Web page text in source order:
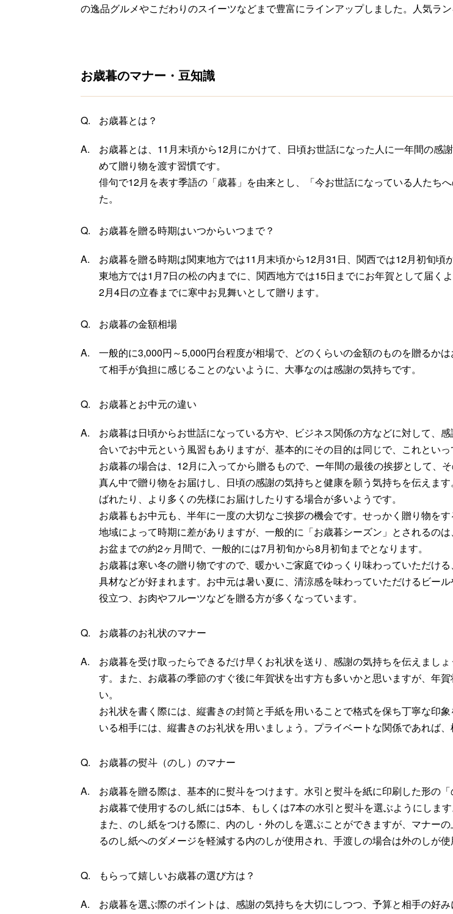
の逸品グルメやこだわりのスイーツなどまで豊富にラインアップしました。人気ラン
お歳暮のマナー・豆知識
お歳暮とは？
お歳暮とは、11月末頃から12月にかけて、日頃お世話になった人に一年間の感
めて贈り物を渡す習慣です。
俳句で12月を表す季語の「歳暮」を由来とし、「今お世話になっている人たち
た。
お歳暮を贈る時期はいつからいつまで？
お歳暮を贈る時期は関東地方では11月末頃から12月31日、関西では12月初旬
東地方では1月7日の松の内までに、関西地方では15日までにお年賀として届く
2月4日の立春までに寒中お見舞いとして贈ります。
お歳暮の金額相場
一般的に3,000円～5,000円台程度が相場で、どのくらいの金額のものを贈るか
て相手が負担に感じることのないように、大事なのは感謝の気持ちです。
お歳暮とお中元の違い
お歳暮は日頃からお世話になっている方や、ビジネス関係の方などに対して、
合いでお中元という風習もありますが、基本的にその目的は同じで、これといっ
お歳暮の場合は、12月に入ってから贈るもので、ー年間の最後の挨拶として、
真ん中で贈り物をお届けし、日頃の感謝の気持ちと健康を願う気持ちを伝えま
ばれたり、より多くの先様にお届けしたりする場合が多いようです。
お歳暮もお中元も、半年に一度の大切なご挨拶の機会です。せっかく贈り物を
地域によって時期に差がありますが、一般的に「お歳暮シーズン」とされるの
お盆までの約2ヶ月間で、一般的には7月初旬から8月初旬までとなります。
お歳暮は寒い冬の贈り物ですので、暖かいご家庭でゆっくり味わっていただけ
具材などが好まれます。お中元は暑い夏に、清涼感を味わっていただけるビー
役立つ、お肉やフルーツなどを贈る方が多くなっています。
お歳暮のお礼状のマナー
お歳暮を受け取ったらできるだけ早くお礼状を送り、感謝の気持ちを伝えまし
す。また、お歳暮の季節のすぐ後に年賀状を出す方も多いかと思いますが、年
い。
お礼状を書く際には、縦書きの封筒と手紙を用いることで格式を保ち丁寧な印
いる相手には、縦書きのお礼状を用いましょう。プライベートな関係であれば、
お歳暮の熨斗（のし）のマナー
お歳暮を贈る際は、基本的に熨斗をつけます。水引と熨斗を紙に印刷した形の「
お歳暮で使用するのし紙には5本、もしくは7本の水引と熨斗を選ぶようにしま
また、のし紙をつける際に、内のし・外のしを選ぶことができますが、マナー
るのし紙へのダメージを軽減する内のしが使用され、手渡しの場合は外のしが使
もらって嬉しいお歳暮の選び方は？
お歳暮を選ぶ際のポイントは、感謝の気持ちを大切にしつつ、予算と相手の好み